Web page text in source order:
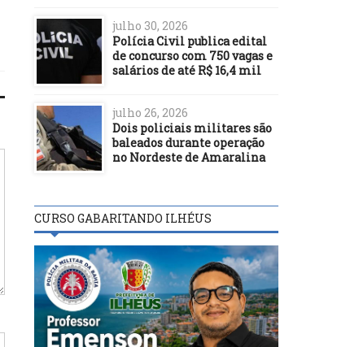
julho 30, 2026
Polícia Civil publica edital
de concurso com 750 vagas e
salários de até R$ 16,4 mil
julho 26, 2026
Dois policiais militares são
baleados durante operação
no Nordeste de Amaralina
CURSO GABARITANDO ILHÉUS